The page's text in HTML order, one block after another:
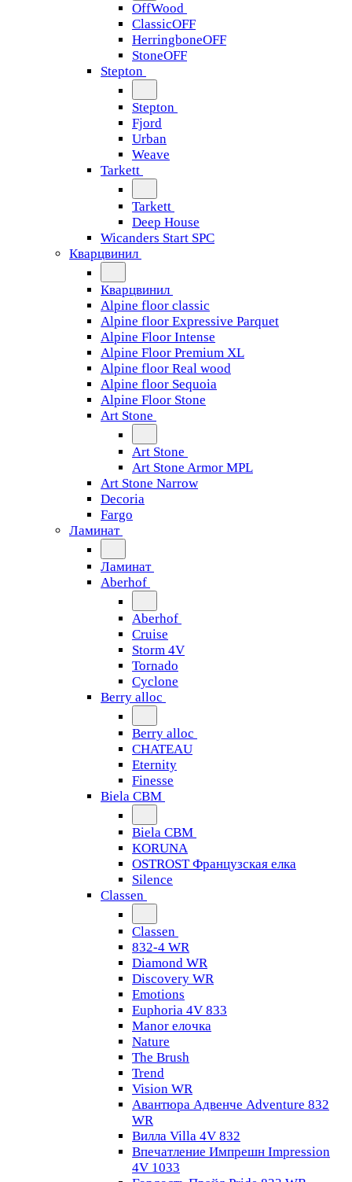
OffWood
ClassicOFF
HerringboneOFF
StoneOFF
Stepton
Stepton
Fjord
Urban
Weave
Tarkett
Tarkett
Deep House
Wicanders Start SPC
Кварцвинил
Кварцвинил
Alpine floor classic
Alpine floor Expressive Parquet
Alpine Floor Intense
Alpine Floor Premium XL
Alpine floor Real wood
Alpine floor Sequoia
Alpine Floor Stone
Art Stone
Art Stone
Art Stone Armor MPL
Art Stone Narrow
Decoria
Fargo
Ламинат
Ламинат
Aberhof
Aberhof
Cruise
Storm 4V
Tornado
Сyclone
Berry alloc
Berry alloc
CHATEAU
Eternity
Finesse
Biela CBM
Biela CBM
KORUNA
OSTROST Французская елка
Silence
Classen
Classen
832-4 WR
Diamond WR
Discovery WR
Emotions
Euphoria 4V 833
Manor елочка
Nature
The Brush
Trend
Vision WR
Авантюра Адвенче Adventure 832
WR
Вилла Villa 4V 832
Впечатление Импрешн Impression
4V 1033